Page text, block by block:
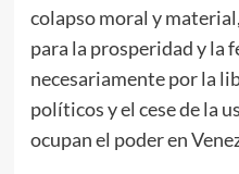
colapso moral y
para la prosperidad y la
necesariamente por la
políticos y el cese de la
ocupan el poder en